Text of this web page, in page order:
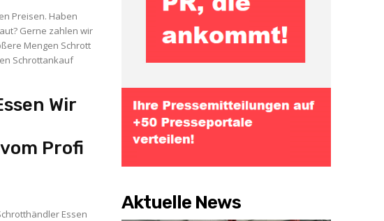
Haben
Gerne zahlen wir
Mengen Schrott
Schrottankauf
Wir
Profi
Essen
Aktuelle News